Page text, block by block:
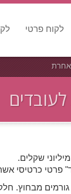
לקוח פרטי
אחרת
פרטי כרטיסי
גורמים מבחוץ.